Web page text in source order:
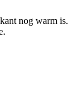
nog warm is.